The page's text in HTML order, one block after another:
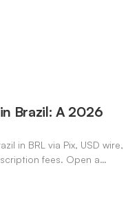
Brazil: A 2026
in BRL via Pix, USD wire,
fees. Open a